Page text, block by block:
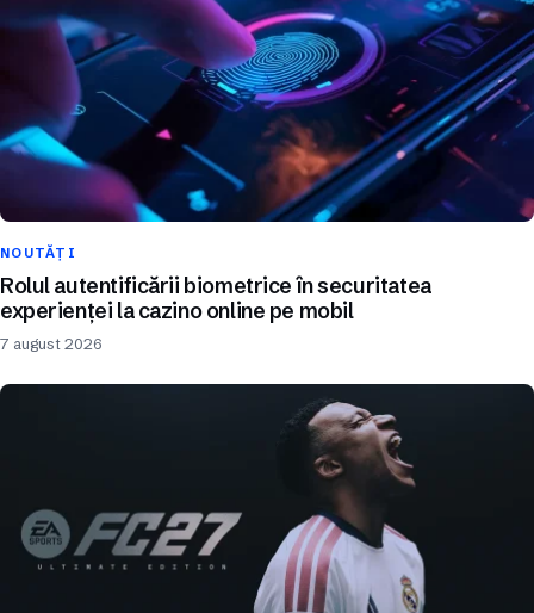
NOUTĂȚI
Rolul autentificării biometrice în securitatea
experienței la cazino online pe mobil
7 august 2026